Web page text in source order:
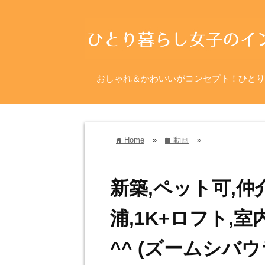
おしゃれ＆かわいいがコンセプト！ひと
home Home » folder 動画 »
新築,ペット可,仲
浦,1K+ロフト,室
^^ (ズームシバウ